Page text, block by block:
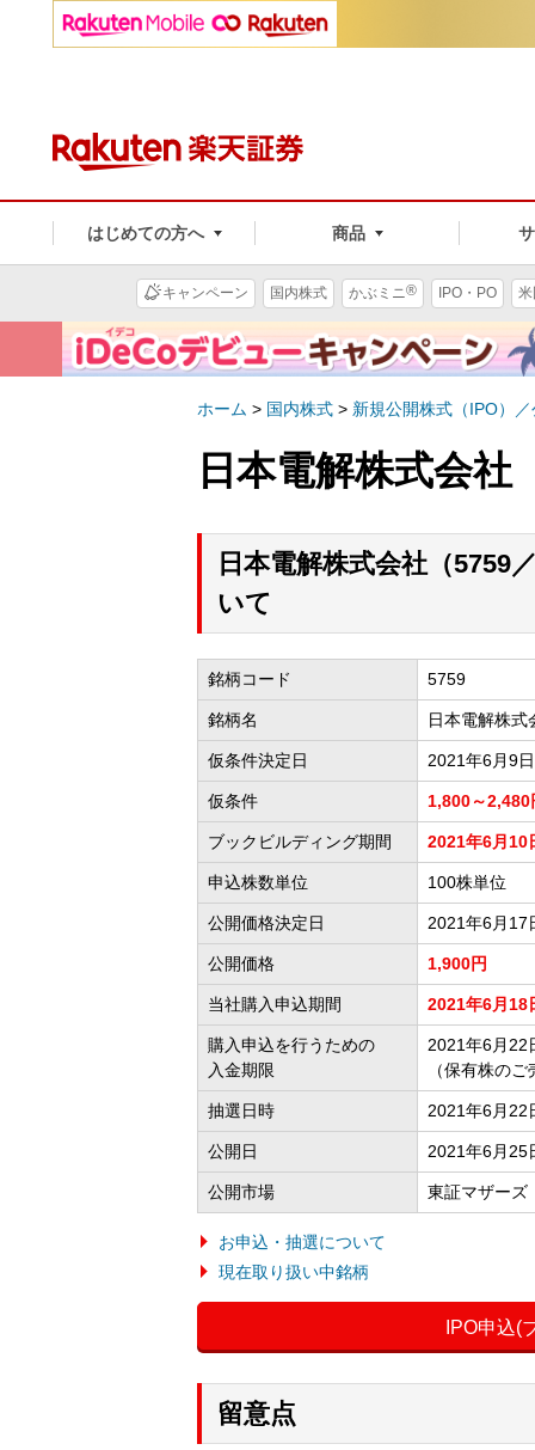
はじめての方へ 商品
キャンペーン 国内株式 かぶミニ® IPO・PO
ホーム > 国内株式 > 新規公開株式（IPO）
日本電解株式会社
日本電解株式会社（5759
いて
銘柄コード 5759
銘柄名 日本電解株式
仮条件決定日 2021年6月9日
仮条件 1,800～2,480
ブックビルディング期間 2021年6月10
申込株数単位 100株単位
公開価格決定日 2021年6月17
公開価格 1,900円
当社購入申込期間 2021年6月18
購入申込を行うための
入金期限
2021年6月22
（保有株の
抽選日時 2021年6月22
公開日 2021年6月25
公開市場 東証マザーズ
お申込・抽選について
現在取り扱い中銘柄
IPO申込(
留意点